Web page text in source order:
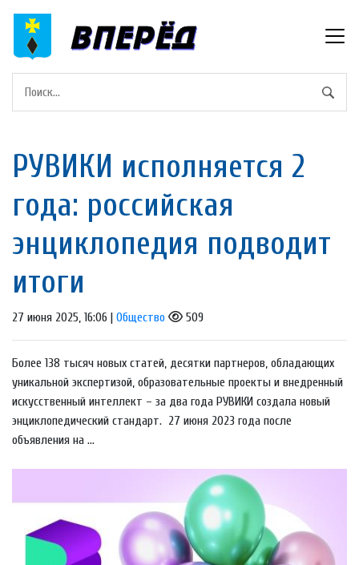
РУВИКИ исполняется 2
года: российская
энциклопедия подводит
итоги
27 июня 2025, 16:06 | Общество 509
Более 138 тысяч новых статей, десятки партнеров, обладающих
уникальной экспертизой, образовательные проекты и внедренный
искусственный интеллект – за два года РУВИКИ создала новый
энциклопедический стандарт. 27 июня 2023 года после
объявления на ...